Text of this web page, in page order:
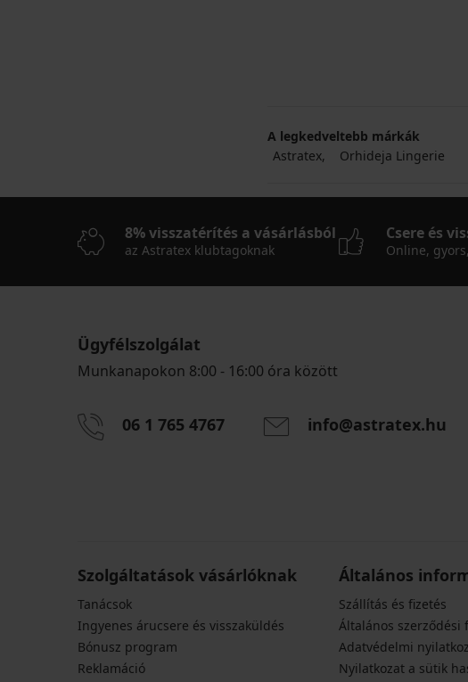
A legkedveltebb márkák
Astratex
Orhideja Lingerie
8% visszatérítés a vásárlásból
az Astratex klubtagoknak
Csere és
Online,
Ügyfélszolgálat
Munkanapokon 8:00 - 16:00 óra között
06 1 765 4767 info@astratex.hu
Szolgáltatások vásárlóknak
Tanácsok
Ingyenes árucsere és visszaküldés
Bónusz program
Reklamáció
Általános
Szállítás és fizetés
Általános szerződési
Adatvédelmi
Nyilatkozat a sütik